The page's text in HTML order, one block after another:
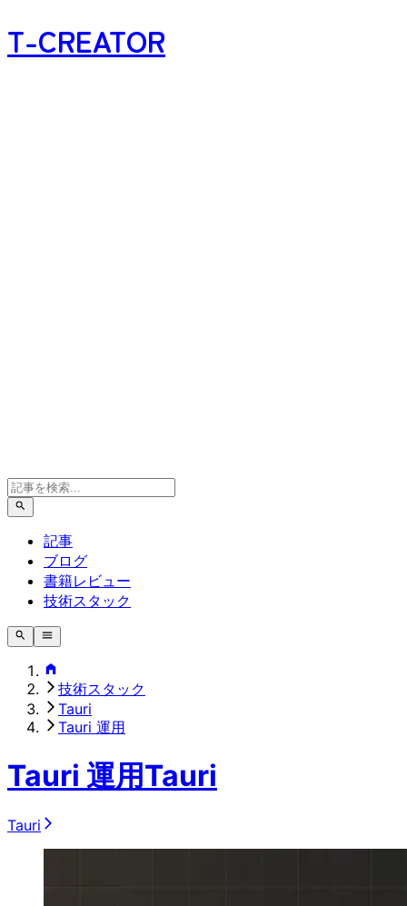
T-CREATOR
記事
ブログ
書籍レビュー
技術スタック
技術スタック
Tauri
Tauri 運用
Tauri 運用Tauri
Tauri